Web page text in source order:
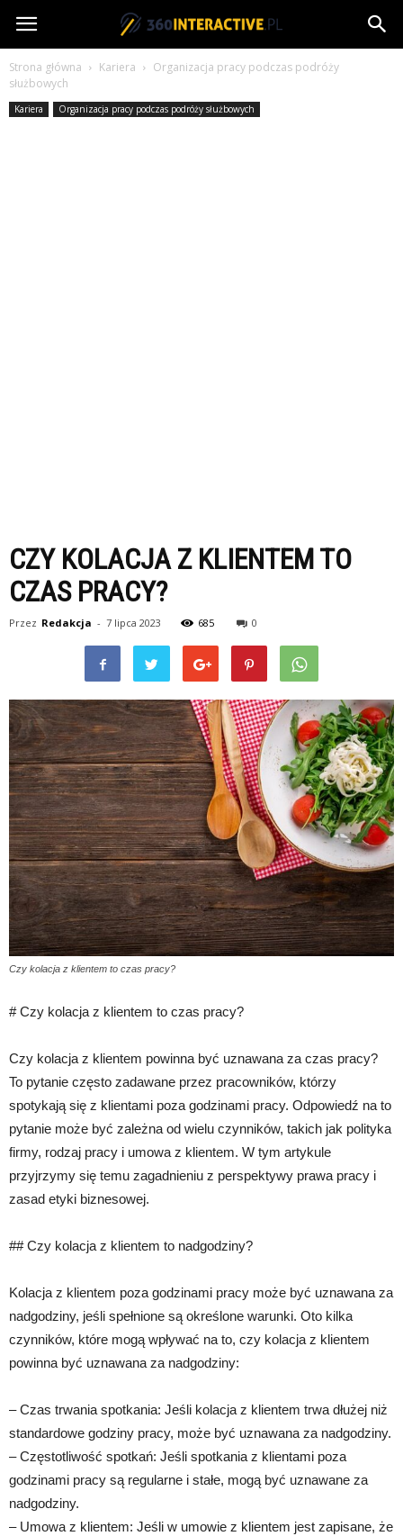
360interactive.pl
Strona główna Kariera
Organizacja pracy podczas podróży
służbowych
Kariera Organizacja pracy podczas podróży służbowych
CZY KOLACJA Z KLIENTEM TO
CZAS PRACY?
Przez Redakcja - 7 lipca 2023 685 0
Czy kolacja z klientem to czas pracy?
# Czy kolacja z klientem to czas pracy?
Czy kolacja z klientem powinna być uznawana za czas pracy?
To pytanie często zadawane przez pracowników, którzy
spotykają się z klientami poza godzinami pracy. Odpowiedź na to
pytanie może być zależna od wielu czynników, takich jak polityka
firmy, rodzaj pracy i umowa z klientem. W tym artykule
przyjrzymy się temu zagadnieniu z perspektywy prawa pracy i
zasad etyki biznesowej.
## Czy kolacja z klientem to nadgodziny?
Kolacja z klientem poza godzinami pracy może być uznawana za
nadgodziny, jeśli spełnione są określone warunki. Oto kilka
czynników, które mogą wpływać na to, czy kolacja z klientem
powinna być uznawana za nadgodziny:
– Czas trwania spotkania: Jeśli kolacja z klientem trwa dłużej niż
standardowe godziny pracy, może być uznawana za nadgodziny.
– Częstotliwość spotkań: Jeśli spotkania z klientami poza
godzinami pracy są regularne i stałe, mogą być uznawane za
nadgodziny.
– Umowa z klientem: Jeśli w umowie z klientem jest zapisane, że